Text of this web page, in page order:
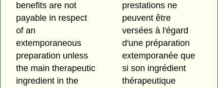
benefits are not
payable in respect
of an
extemporaneous
preparation unless
the main therapeutic
ingredient in the
prestations ne
peuvent être
versées à l'égard
d'une préparation
extemporanée que
si son ingrédient
thérapeutique